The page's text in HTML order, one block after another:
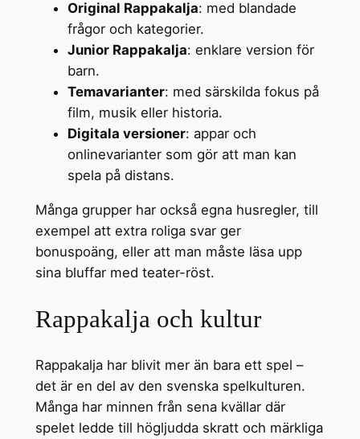
Original Rappakalja: med blandade
frågor och kategorier.
Junior Rappakalja: enklare version för
barn.
Temavarianter: med särskilda fokus på
film, musik eller historia.
Digitala versioner: appar och
onlinevarianter som gör att man kan
spela på distans.
Många grupper har också egna husregler, till
exempel att extra roliga svar ger
bonuspoäng, eller att man måste läsa upp
sina bluffar med teater-röst.
Rappakalja och kultur
Rappakalja har blivit mer än bara ett spel –
det är en del av den svenska spelkulturen.
Många har minnen från sena kvällar där
spelet ledde till högljudda skratt och märkliga